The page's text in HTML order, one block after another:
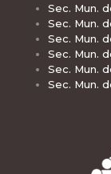
Sec. Mun.
Sec. Mun.
Sec. Mun.
Sec. Mun.
Sec. Mun.
Sec. Mun.